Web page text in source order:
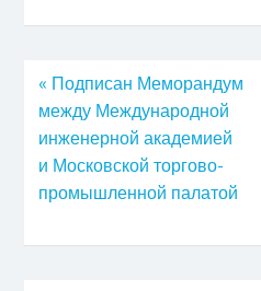
« Подписан Меморандум
между Международной
инженерной академией
и Московской торгово-
промышленной палатой